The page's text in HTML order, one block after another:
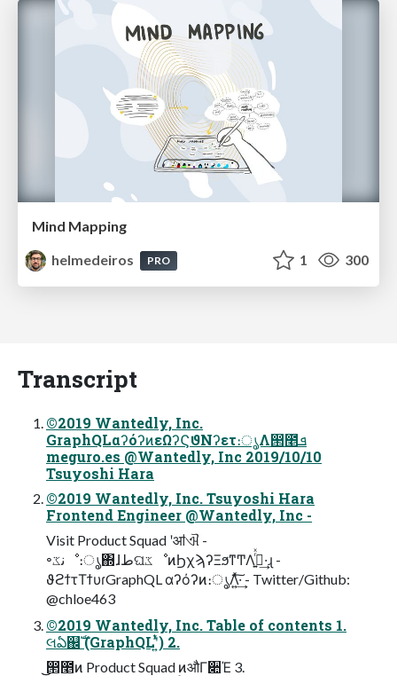
Mind Mapping
helmedeiros
PRO 1 300
Transcript
©2019 Wantedly, Inc.
GraphQLαʔόʔͷεΩʔϚϑΝʔετ։ൃΛ൒೥ܦͯ
meguro.es @Wantedly, Inc 2019/10/10
Tsuyoshi Hara
©2019 Wantedly, Inc. Tsuyoshi Hara
Frontend Engineer @Wantedly, Inc -
Visit Product Squad ʹॴଐ -
৽نػೳ։ൃ΍ɺطଘػೳͷϦχϡʔΞϧͳͲΛߦ͍ͬͯ·͢ɻ -
ϑϩϯτΤϯυɾGraphQL αʔόʔͷ։ൃΛ͍ͯ͠·͢ - Twitter/Github:
@chloe463
©2019 Wantedly, Inc. Table of contents 1.
લఏ஌ࣝ (GraphQLʹ͍ͭͯ) 2.
͜͜൒೥ͷ Product Squad ͷऔΓ૊Έ 3.